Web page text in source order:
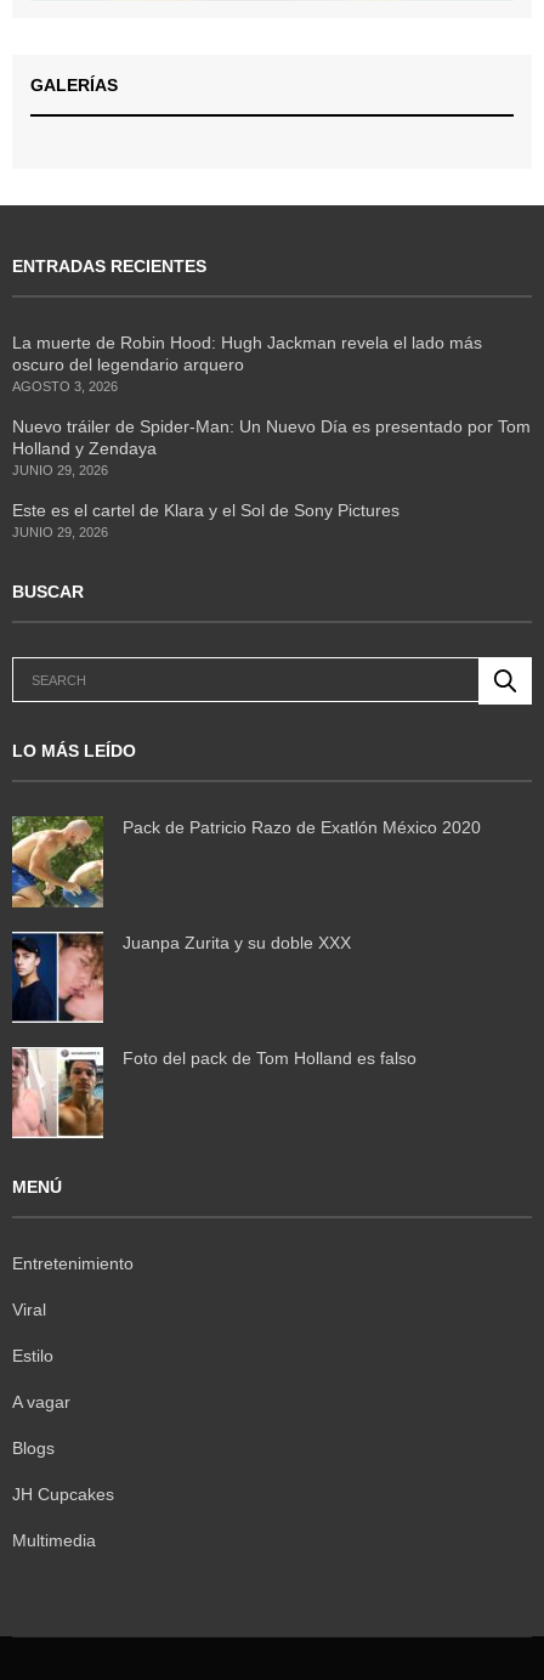
GALERÍAS
ENTRADAS RECIENTES
La muerte de Robin Hood: Hugh Jackman revela el lado más
oscuro del legendario arquero
AGOSTO 3, 2026
Nuevo tráiler de Spider-Man: Un Nuevo Día es presentado por Tom
Holland y Zendaya
JUNIO 29, 2026
Este es el cartel de Klara y el Sol de Sony Pictures
JUNIO 29, 2026
BUSCAR
LO MÁS LEÍDO
Pack de Patricio Razo de Exatlón México 2020
Juanpa Zurita y su doble XXX
Foto del pack de Tom Holland es falso
MENÚ
Entretenimiento
Viral
Estilo
A vagar
Blogs
JH Cupcakes
Multimedia